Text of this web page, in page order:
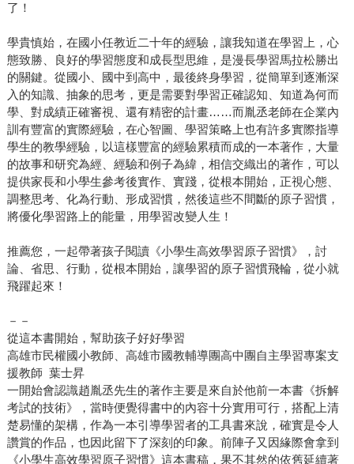
了！
學貴慎始，在國小任教近二十年的經驗，讓我知道在學習上，心
態致勝、良好的學習態度和成長型思維，是漫長學習馬拉松勝出
的關鍵。從國小、國中到高中，最後終身學習，從簡單到逐漸深
入的知識、抽象的思考，更是需要對學習正確認知、知道為何而
學、對成績正確審視、還有精密的計畫……而胤丞老師在企業內
訓有豐富的實際經驗，在心智圖、學習策略上也有許多實際指導
學生的教學經驗，以這樣豐富的經驗累積而成的一本著作，大量
的故事和研究為經、經驗和例子為緯，相信交織出的著作，可以
提供家長和小學生參考後實作、實踐，從根本開始，正視心態、
調整思考、化為行動、形成習慣，然後這些不間斷的原子習慣，
將優化學習路上的能量，用學習改變人生！
推薦您，一起帶著孩子閱讀《小學生高效學習原子習慣》，討
論、省思、行動，從根本開始，讓學習的原子習慣飛輪，從小就
飛躍起來！
－－
從這本書開始，幫助孩子好好學習
高雄市民權國小教師、高雄市國教輔導團高中團自主學習專案支
援教師 葉士昇
一開始會認識趙胤丞先生的著作主要是來自於他前一本書《拆解
考試的技術》，當時便覺得書中的內容十分實用可行，搭配上清
楚易懂的架構，作為一本引導學習者的工具書來說，確實是令人
讚賞的作品，也因此留下了深刻的印象。前陣子又因緣際會拿到
《小學生高效學習原子習慣》這本書稿，果不其然的依舊延續著